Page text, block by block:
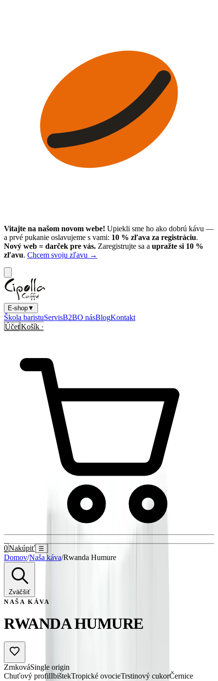
Vitajte na našom novom webe! Upiekli sme ho ako dobrú kávu —
a prvé pukanie oslavujeme s vami: 10 % zľava za registráciu.
Nový web = darček pre vás. Zaregistrujte sa a upražte si 10 %
zľavu. Chcem svoju zľavu →
E-shop▼
Škola baristuServisB2BO násBlogKontakt
Účet Košík ·
0Nakúpiť ☰
Domov/Naša káva/Rwanda Humure
Zväčšiť
NAŠA KÁVA
RWANDA HUMURE
ZrnkováSingle origin
Chuťový profilIbištekTropické ovocieTrstinový cukorČernice